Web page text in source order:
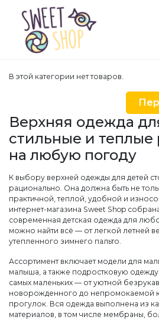
В этой категории нет товаров.
Верхняя одежда
стильные и
на любую погоду
К выбору верхней одежды для детей
рационально. Она должна быть не
практичной, теплой, удобной и
интернет-магазина Sweet Shop
современная детская одежда для
можно найти всё — от легкой летней
утепленного зимнего пальто.
Ассортимент включает модели для
малыша, а также подростковую
самых маленьких — от уютной
новорожденного до непромокаемой
прогулок. Вся одежда выполнена из
материалов, в том числе мембраны,